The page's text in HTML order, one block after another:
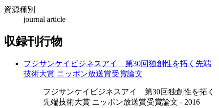
資源種別
journal article
収録刊行物
フジサンケイビジネスアイ 第30回独創性を拓く先端
技術大賞 ニッポン放送賞受賞論文
フジサンケイビジネスアイ 第30回独創性を拓く
先端技術大賞 ニッポン放送賞受賞論文 - 2016